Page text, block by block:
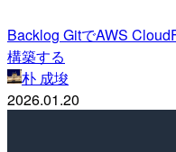
Backlog GitでAWS
構築する
朴 成埈
2026.01.20